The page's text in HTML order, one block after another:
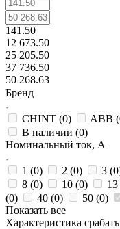
141.50
12 673.50
25 205.50
37 736.50
50 268.63
Бренд
CHINT (0) ABB (
В наличии (0)
Номинальный ток, А
1 (0) 2 (0) 3 (0
8 (0) 10 (0)
(0) 40 (0) 50 (0)
Показать все
Характеристика